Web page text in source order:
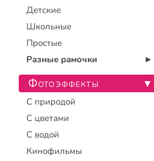
Детские
Школьные
Простые
Разные рамочки
▾
Фотоэффекты ▾
С природой
С цветами
С водой
Кинофильмы